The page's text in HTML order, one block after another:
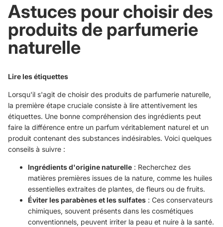
Astuces pour choisir des
produits de parfumerie
naturelle
Lire les étiquettes
Lorsqu'il s'agit de choisir des produits de parfumerie naturelle,
la première étape cruciale consiste à lire attentivement les
étiquettes. Une bonne compréhension des ingrédients peut
faire la différence entre un parfum véritablement naturel et un
produit contenant des substances indésirables. Voici quelques
conseils à suivre :
Ingrédients d'origine naturelle : Recherchez des
matières premières issues de la nature, comme les huiles
essentielles extraites de plantes, de fleurs ou de fruits.
Éviter les parabènes et les sulfates : Ces conservateurs
chimiques, souvent présents dans les cosmétiques
conventionnels, peuvent irriter la peau et nuire à la santé.